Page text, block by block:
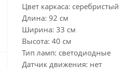
Цвет каркаса: серебристый
Длина: 92 см
Ширина: 33 см
Высота: 40 см
Тип ламп: светодиодные
Датчик движения: нет